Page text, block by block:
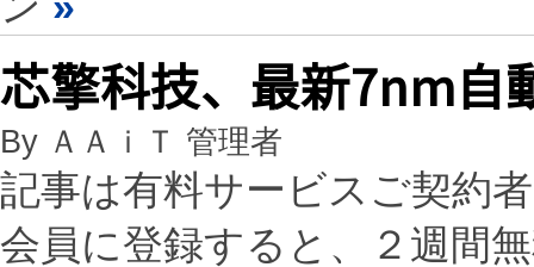
芯擎科技、最新7nm自
By ＡＡｉＴ 管理者
記事は有料サービスご契約
会員に登録すると、２週間